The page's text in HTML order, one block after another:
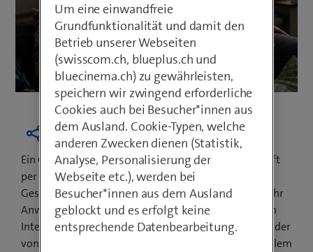
Ein Grossteil der Bevölkerung von Schlatt-Haslen surft
per sofort auf ultraschnellem Internet mit
Geschwindigkeiten von bis zu 500 Mbit/s. Immer mehr
Anwendungen in Schweizer Haushalten sind mit dem
Internet verbunden: TV schauen, Videotelefonieren oder
von zu Hause aus im Firmennetzwerk arbeiten. Vor allem
Um eine einwandfreie
Grundfunktionalität und damit den
Betrieb unserer Webseiten
(swisscom.ch, blueplus.ch und
bluecinema.ch) zu gewährleisten,
speichern wir zwingend erforderliche
Cookies auch bei Besucher*innen aus
dem Ausland. Cookie-Typen, welche
anderen Zwecken dienen (Statistik,
Analyse, Personalisierung der
Webseite etc.), werden bei
Besucher*innen aus dem Ausland
geblockt und es erfolgt keine
entsprechende Datenbearbeitung.